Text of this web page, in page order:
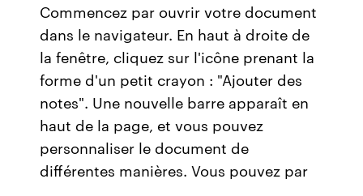
Commencez par ouvrir votre document
dans le navigateur. En haut à droite de
la fenêtre, cliquez sur l'icône prenant la
forme d'un petit crayon : "Ajouter des
notes". Une nouvelle barre apparaît en
haut de la page, et vous pouvez
personnaliser le document de
différentes manières. Vous pouvez par